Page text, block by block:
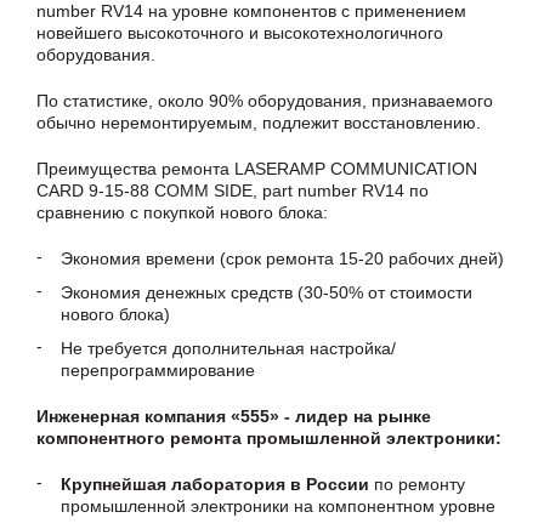
number RV14 на уровне компонентов с применением
новейшего высокоточного и высокотехнологичного
оборудования.
По статистике, около 90% оборудования, признаваемого
обычно неремонтируемым, подлежит восстановлению.
Преимущества ремонта LASERAMP COMMUNICATION
CARD 9-15-88 COMM SIDE, part number RV14 по
сравнению с покупкой нового блока:
Экономия времени (срок ремонта 15-20 рабочих дней)
Экономия денежных средств (30-50% от стоимости
нового блока)
Не требуется дополнительная настройка/
перепрограммирование
Инженерная компания «555» - лидер на рынке
компонентного ремонта промышленной электроники:
Крупнейшая лаборатория в России по ремонту
промышленной электроники на компонентном уровне